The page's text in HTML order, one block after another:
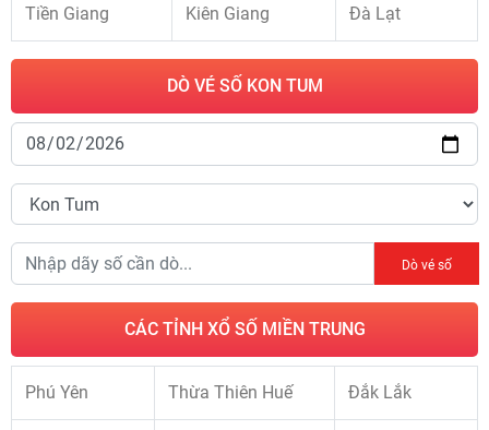
Tiền Giang Kiên Giang Đà Lạt
DÒ VÉ SỐ KON TUM
Dò vé số
CÁC TỈNH XỔ SỐ MIỀN TRUNG
Phú Yên Thừa Thiên Huế Đắk Lắk